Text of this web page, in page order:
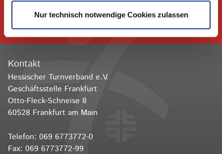
Nur technisch notwendige Cookies zulassen
Dem Hessischen Turnverband
folgen
Kontakt
Hessischer Turnverband e.V.
Geschäftsstelle Frankfurt
Otto-Fleck-Schneise 8
60528 Frankfurt am Main
Telefon: 069 6773772-0
Fax: 069 6773772-99